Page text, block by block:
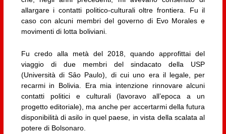
allargare i contatti politico-culturali oltre frontiera. Fu il
caso con alcuni membri del governo di Evo Morales e
movimenti di lotta boliviani.
Fu credo alla metà del 2018, quando approfittai del
viaggio di due membri del sindacato della USP
(Università di Sȃo Paulo), di cui uno era il legale, per
recarmi in Bolivia. Era mia intenzione rinnovare alcuni
contatti politici e culturali (lavoravo all’epoca a un
progetto editoriale), ma anche per accertarmi della futura
disponibilità di asilo in quel paese, in vista della scalata al
potere di Bolsonaro.